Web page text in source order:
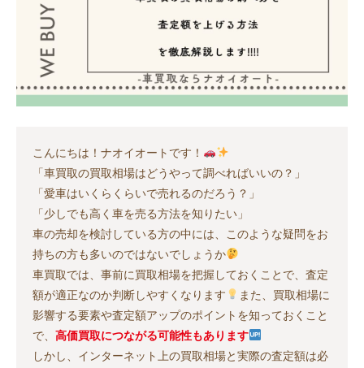
こんにちは！ナオイオートです！
「車買取の買取相場はどうやって調べればいいの？」
「愛車はいくらくらいで売れるのだろう？」
「少しでも高く車を売る方法を知りたい」
車の売却を検討している方の中には、このような疑問をお
持ちの方も多いのではないでしょうか
車買取では、事前に買取相場を把握しておくことで、査定
額が適正なのか判断しやすくなります
また、買取相場に
影響する要素や査定額アップのポイントを知っておくこと
で、 高価買取につながる可能性もあります
しかし、インターネット上の買取相場と実際の査定額は必